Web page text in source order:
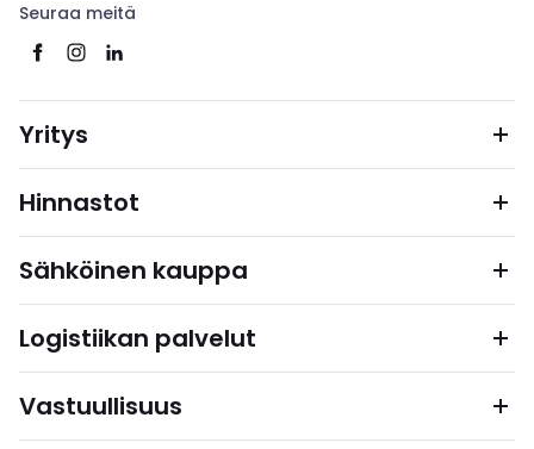
Seuraa meitä
Yritys
Hinnastot
Sähköinen kauppa
Logistiikan palvelut
Vastuullisuus